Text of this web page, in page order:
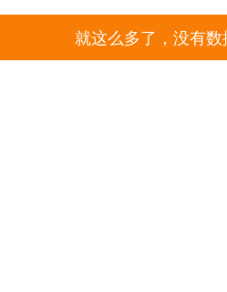
就这么多了，没有数